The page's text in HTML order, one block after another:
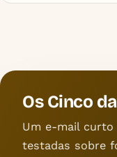
Os Cinco
Um e-mail curto
testadas sobre